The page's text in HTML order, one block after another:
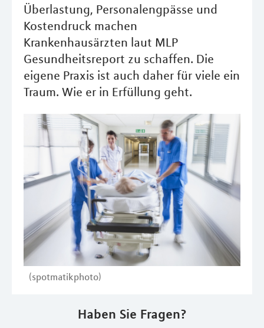
Überlastung, Personalengpässe und
Kostendruck machen
Krankenhausärzten laut MLP
Gesundheitsreport zu schaffen. Die
eigene Praxis ist auch daher für viele ein
Traum. Wie er in Erfüllung geht.
(spotmatikphoto)
Haben Sie Fragen?